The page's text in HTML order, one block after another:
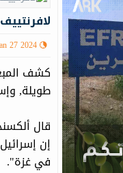
27 2024
كشف
طويلة,
قال
إن
في غزة".